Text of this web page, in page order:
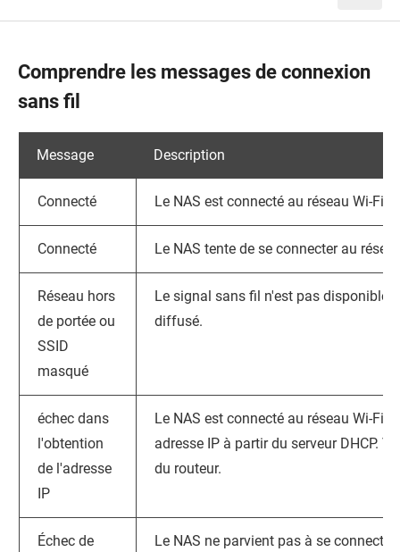
Comprendre les messages de connexion
sans fil
Message Description
Connecté Le NAS est connecté au réseau Wi-Fi
Connecté Le NAS tente de se connecter au
Réseau hors
de portée ou
SSID
masqué
Le signal sans fil n'est pas disponible
diffusé.
échec dans
l'obtention
de l'adresse
IP
Le NAS est connecté au réseau Wi-Fi,
adresse IP à partir du serveur DHCP.
du routeur.
Échec de
Le NAS ne parvient pas à se connecter